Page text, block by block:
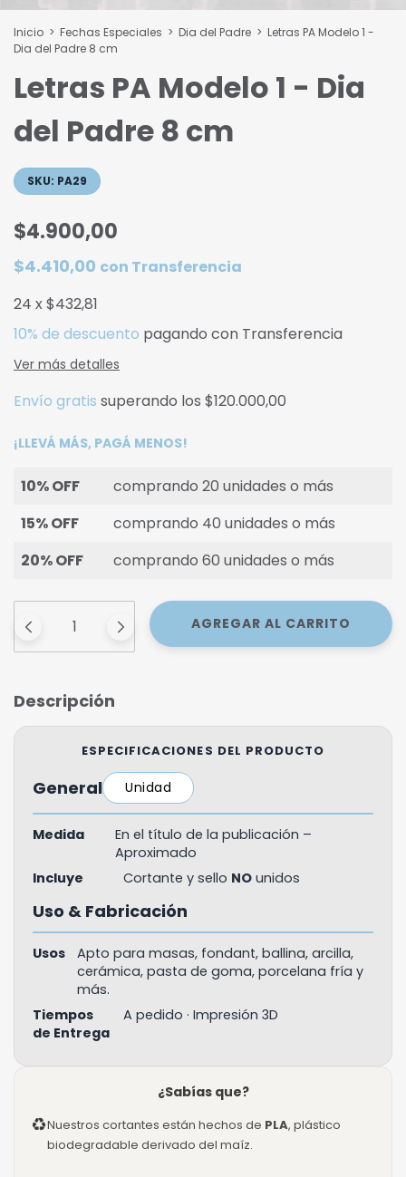
Inicio > Fechas Especiales > Dia del Padre > Letras PA Modelo 1 -
Dia del Padre 8 cm
Letras PA Modelo 1 - Dia
del Padre 8 cm
SKU: PA29
$4.900,00
$4.410,00 con Transferencia
24 x$432,81
10% de descuento pagando con Transferencia
Ver más detalles
Envío gratis superando los $120.000,00
¡LLEVÁ MÁS, PAGÁ MENOS!
10% OFF
comprando 20 unidades o más
15% OFF
comprando 40 unidades o más
20% OFF
comprando 60 unidades o más
Descripción
ESPECIFICACIONES DEL PRODUCTO
General Unidad
Medida
En el título de la publicación –
Aproximado
Incluye
Cortante y sello NO unidos
Uso & Fabricación
Usos
Apto para masas, fondant, ballina, arcilla,
cerámica, pasta de goma, porcelana fría y
más.
Tiempos
de Entrega
A pedido · Impresión 3D
¿Sabías que?
♻Nuestros cortantes están hechos de PLA, plástico
biodegradable derivado del maíz.